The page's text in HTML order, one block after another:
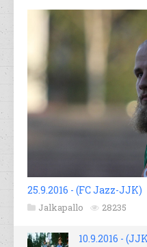
25.9.2016 - (FC Jazz-JJK)
Jalkapallo 28235
10.9.2016 -